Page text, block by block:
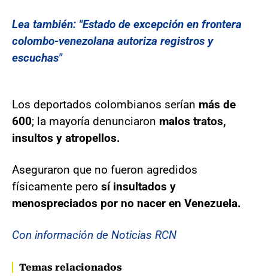
Lea también: "Estado de excepción en frontera
colombo-venezolana autoriza registros y
escuchas"
Los deportados colombianos serían más de
600; la mayoría denunciaron malos tratos,
insultos y atropellos.
Aseguraron que no fueron agredidos
físicamente pero sí insultados y
menospreciados por no nacer en Venezuela.
Con información de Noticias RCN
Temas relacionados